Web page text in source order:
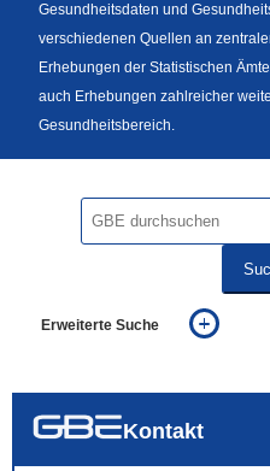
Gesundheitsdaten und
verschiedenen Quellen an
Erhebungen der Statistischen
auch Erhebungen zahlreicher
Gesundheitsbereich.
Erweiterte Suche
auch in allen Texten suchen
Kontakt